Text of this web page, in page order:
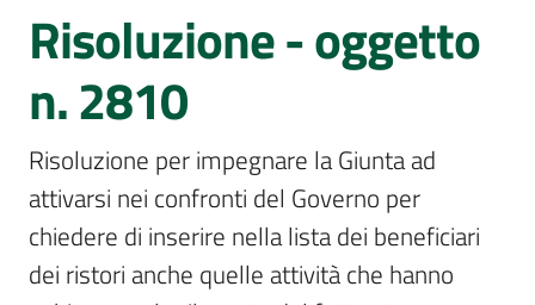
Per
i
media
Per
Risoluzione - oggetto
n. 2810
Risoluzione per impegnare la Giunta ad
attivarsi nei confronti del Governo per
chiedere di inserire nella lista dei beneficiari
dei ristori anche quelle attività che hanno